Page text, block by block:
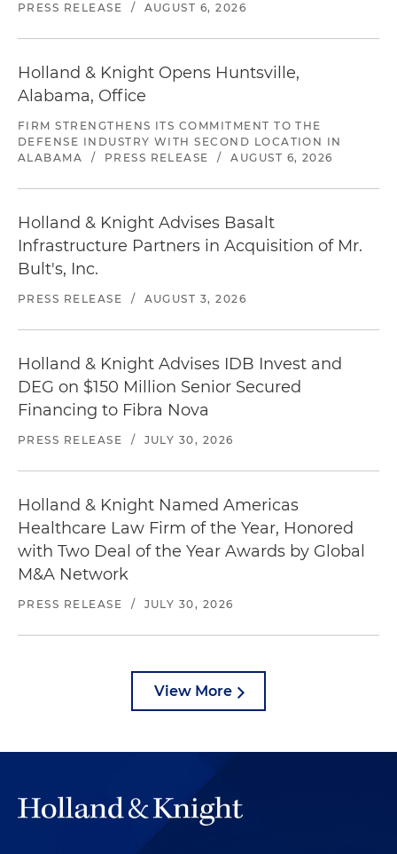
PRESS RELEASE / AUGUST 6, 2026
Holland & Knight Opens Huntsville,
Alabama, Office
FIRM STRENGTHENS ITS COMMITMENT TO THE
DEFENSE INDUSTRY WITH SECOND LOCATION IN
ALABAMA
/ PRESS RELEASE / AUGUST 6, 2026
Holland & Knight Advises Basalt
Infrastructure Partners in Acquisition of Mr.
Bult's, Inc.
PRESS RELEASE / AUGUST 3, 2026
Holland & Knight Advises IDB Invest and
DEG on $150 Million Senior Secured
Financing to Fibra Nova
PRESS RELEASE / JULY 30, 2026
Holland & Knight Named Americas
Healthcare Law Firm of the Year, Honored
with Two Deal of the Year Awards by Global
M&A Network
PRESS RELEASE / JULY 30, 2026
View More